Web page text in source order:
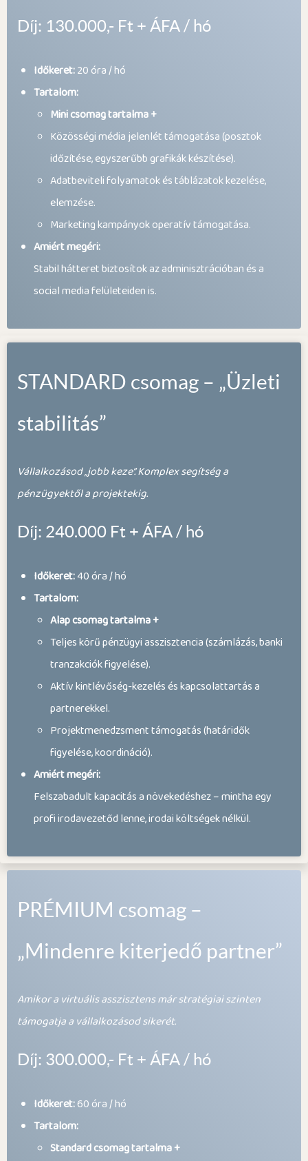
Díj: 130.000,- Ft + ÁFA / hó
Időkeret:20 óra / hó
Tartalom:
Mini csomag tartalma +
Közösségi média jelenlét támogatása (posztok
időzítése, egyszerűbb grafikák készítése).
Adatbeviteli folyamatok és táblázatok kezelése,
elemzése.
Marketing kampányok operatív támogatása.
Amiért megéri:
Stabil hátteret biztosítok az adminisztrációban és a
social media felületeiden is.
STANDARD csomag – „Üzleti
stabilitás”
Vállalkozásod „jobb keze”. Komplex segítség a
pénzügyektől a projektekig.
Díj: 240.000 Ft + ÁFA / hó
Időkeret:40 óra / hó
Tartalom:
Alap csomag tartalma +
Teljes körű pénzügyi asszisztencia (számlázás, banki
tranzakciók figyelése).
Aktív kintlévőség-kezelés és kapcsolattartás a
partnerekkel.
Projektmenedzsment támogatás (határidők
figyelése, koordináció).
Amiért megéri:
Felszabadult kapacitás a növekedéshez – mintha egy
profi irodavezetőd lenne, irodai költségek nélkül.
PRÉMIUM csomag –
„Mindenre kiterjedő partner”
Amikor a virtuális asszisztens már stratégiai szinten
támogatja a vállalkozásod sikerét.
Díj: 300.000,- Ft + ÁFA / hó
Időkeret:60 óra / hó
Tartalom:
Standard csomag tartalma +